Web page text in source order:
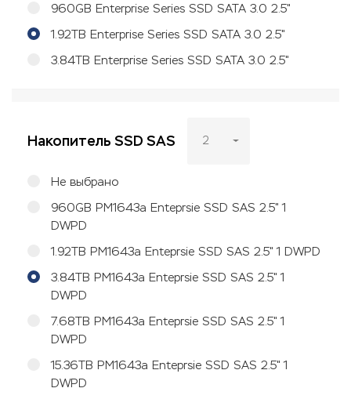
960GB Enterprise Series SSD SATA 3.0 2.5"
1.92TB Enterprise Series SSD SATA 3.0 2.5"
3.84TB Enterprise Series SSD SATA 3.0 2.5"
Накопитель SSD SAS 2
Не выбрано
960GB PM1643a Enteprsie SSD SAS 2.5" 1
DWPD
1.92TB PM1643a Enteprsie SSD SAS 2.5" 1 DWPD
3.84TB PM1643a Enteprsie SSD SAS 2.5" 1
DWPD
7.68TB PM1643a Enteprsie SSD SAS 2.5" 1
DWPD
15.36TB PM1643a Enteprsie SSD SAS 2.5" 1
DWPD